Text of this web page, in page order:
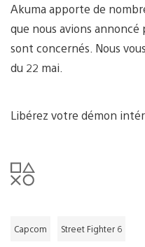
Akuma apporte de
que nous avions annoncé
sont concernés. Nous
du 22 mai.
Libérez votre démon
Capcom Street Fighter 6